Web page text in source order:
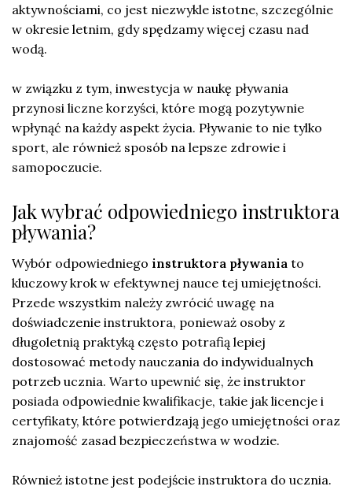
aktywnościami, co jest niezwykle istotne, szczególnie
w okresie letnim, gdy spędzamy więcej czasu nad
wodą.
w związku z tym, inwestycja w naukę pływania
przynosi liczne korzyści, które mogą pozytywnie
wpłynąć na każdy aspekt życia. Pływanie to nie tylko
sport, ale również sposób na lepsze zdrowie i
samopoczucie.
Jak wybrać odpowiedniego instruktora
pływania?
Wybór odpowiedniego instruktora pływania to
kluczowy krok w efektywnej nauce tej umiejętności.
Przede wszystkim należy zwrócić uwagę na
doświadczenie instruktora, ponieważ osoby z
długoletnią praktyką często potrafią lepiej
dostosować metody nauczania do indywidualnych
potrzeb ucznia. Warto upewnić się, że instruktor
posiada odpowiednie kwalifikacje, takie jak licencje i
certyfikaty, które potwierdzają jego umiejętności oraz
znajomość zasad bezpieczeństwa w wodzie.
Również istotne jest podejście instruktora do ucznia.